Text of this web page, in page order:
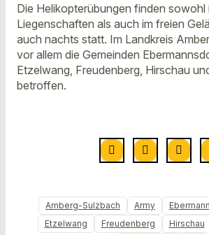
Die Helikopterübungen finden sowohl
Liegenschaften als auch im freien
auch nachts statt. Im Landkreis
vor allem die Gemeinden
Etzelwang, Freudenberg, Hirschau
betroffen.
Amberg-Sulzbach Army
Etzelwang
Freudenberg Hirschau